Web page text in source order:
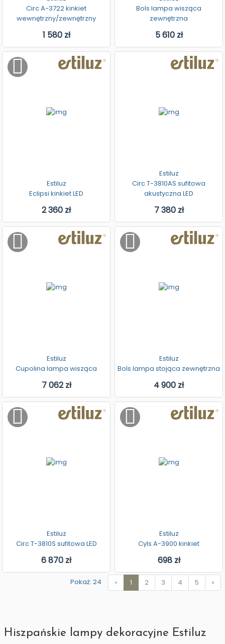
Circ A-3722 kinkiet
wewnętrzny/zewnętrzny
1 580 zł
Bols lampa wisząca
zewnętrzna
5 610 zł
Estiluz
Eclipsi kinkiet LED
2 360 zł
Estiluz
Circ T-3810AS sufitowa
akustyczna LED
7 380 zł
Estiluz
Cupolina lampa wisząca
7 062 zł
Estiluz
Bols lampa stojąca zewnętrzna
4 900 zł
Estiluz
Circ T-3810S sufitowa LED
6 870 zł
Estiluz
Cyls A-3900 kinkiet
698 zł
Pokaż: 24 « 1 2 3 4 5 »
Hiszpańskie lampy dekoracyjne Estiluz